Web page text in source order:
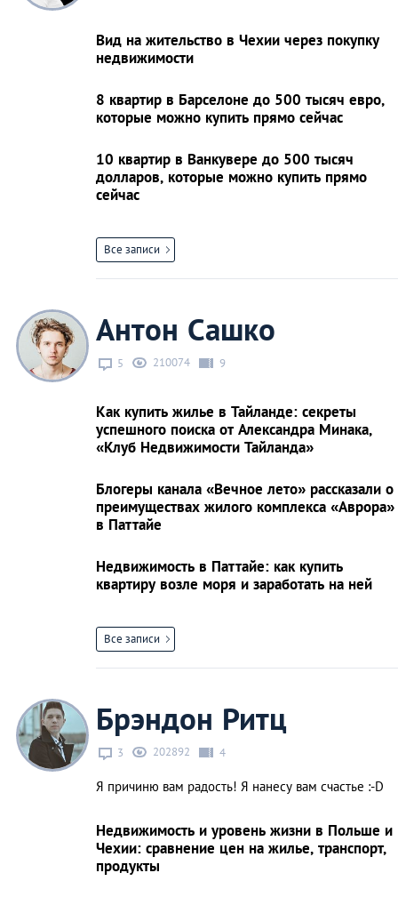
Вид на жительство в Чехии через покупку
недвижимости
8 квартир в Барселоне до 500 тысяч евро,
которые можно купить прямо сейчас
10 квартир в Ванкувере до 500 тысяч
долларов, которые можно купить прямо
сейчас
Все записи
Антон Сашко
5 210074 9
Как купить жилье в Тайланде: секреты
успешного поиска от Александра Минака,
«Клуб Недвижимости Тайланда»
Блогеры канала «Вечное лето» рассказали о
преимуществах жилого комплекса «Аврора»
в Паттайе
Недвижимость в Паттайе: как купить
квартиру возле моря и заработать на ней
Все записи
Брэндон Ритц
3 202892 4
Я причиню вам радость! Я нанесу вам счастье :-D
Недвижимость и уровень жизни в Польше и
Чехии: сравнение цен на жилье, транспорт,
продукты